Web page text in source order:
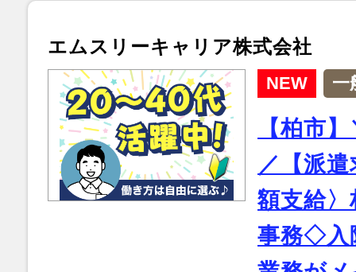
エムスリーキャリア株式会社
NEW 一
【柏市
／【派
額支給
事務◇入